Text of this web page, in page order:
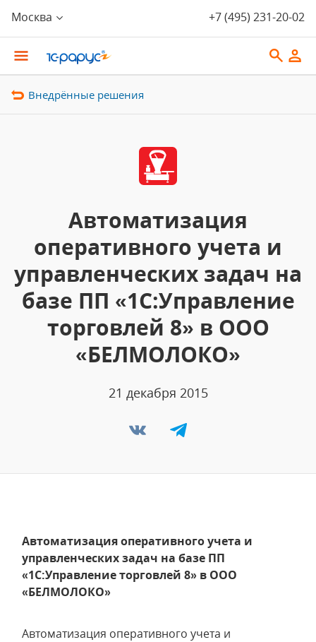
Москва +7 (495) 231-20-02
Внедрённые решения
Автоматизация
оперативного учета и
управленческих задач на
базе ПП «1С:Управление
торговлей 8» в ООО
«БЕЛМОЛОКО»
21 декабря 2015
Автоматизация оперативного учета и
управленческих задач на базе ПП
«1С:Управление торговлей 8» в ООО
«БЕЛМОЛОКО»
Автоматизация оперативного учета и